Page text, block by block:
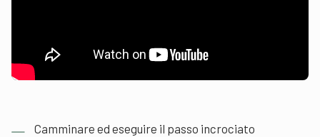
Camminare ed eseguire il passo incrociato